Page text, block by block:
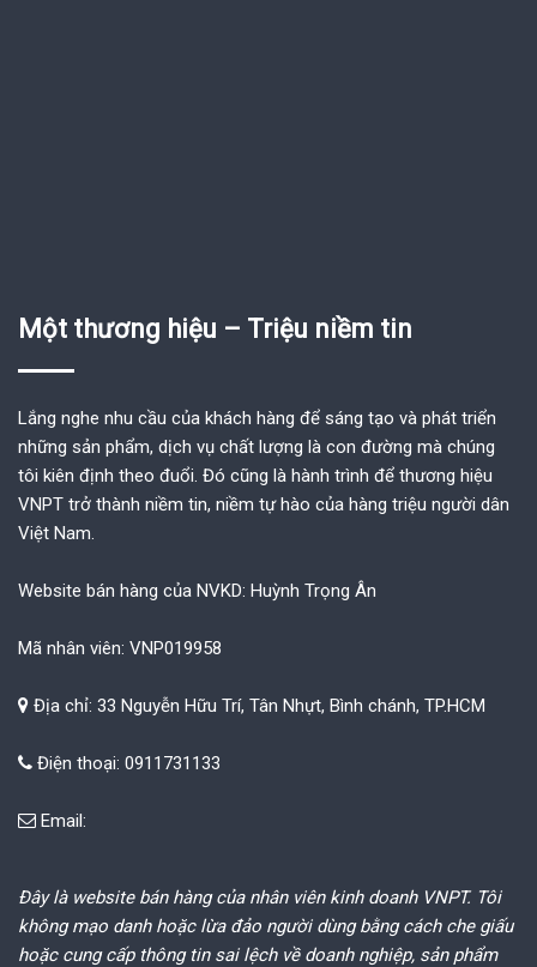
Một thương hiệu – Triệu niềm tin
Lắng nghe nhu cầu của khách hàng để sáng tạo và phát triển
những sản phẩm, dịch vụ chất lượng là con đường mà chúng
tôi kiên định theo đuổi. Đó cũng là hành trình để thương hiệu
VNPT trở thành niềm tin, niềm tự hào của hàng triệu người dân
Việt Nam.
Website bán hàng của NVKD: Huỳnh Trọng Ân
Mã nhân viên: VNP019958
Địa chỉ: 33 Nguyễn Hữu Trí, Tân Nhựt, Bình chánh, TP.HCM
Điện thoại: 0911731133
Email:
Đây là website bán hàng của nhân viên kinh doanh VNPT. Tôi
không mạo danh hoặc lừa đảo người dùng bằng cách che giấu
hoặc cung cấp thông tin sai lệch về doanh nghiệp, sản phẩm